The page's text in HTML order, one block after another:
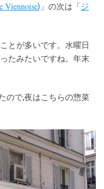
Viennoise) 」の次は「ジ
とが多いです。水曜日
たみたいですね。年末
ので,夜はこちらの惣菜